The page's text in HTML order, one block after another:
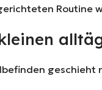
Routine